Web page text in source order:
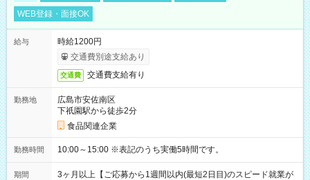
WEB登録・面接OK
給与
時給1200円
交通費別途支給あり
交通費 交通費支給有り
勤務地
広島市安佐南区
下祇園駅から徒歩2分
食品関連企業
勤務時間 10:00～15:00 ※表記のうち実働5時間です。
期間
3ヶ月以上【ご応募から1週間以内(最短2日目)のスピード就業が